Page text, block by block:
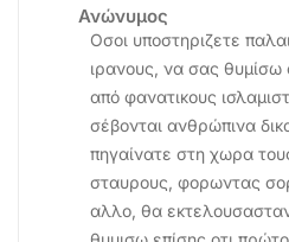
Ανώνυμος
Οσοι υποστηριζετε
ιρανους, να σας θυμίσω
από φανατικους
σέβονται ανθρώπινα
πηγαίνατε στη χωρα
σταυρους, φορωντας
αλλο, θα